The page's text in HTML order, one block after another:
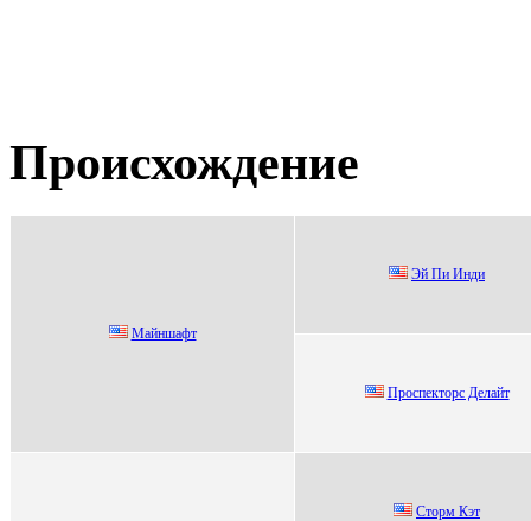
Происхождение
Mайншафт
Эй Пи Инди
Прoспектoрс Делaйт
Cтоpм Кэт